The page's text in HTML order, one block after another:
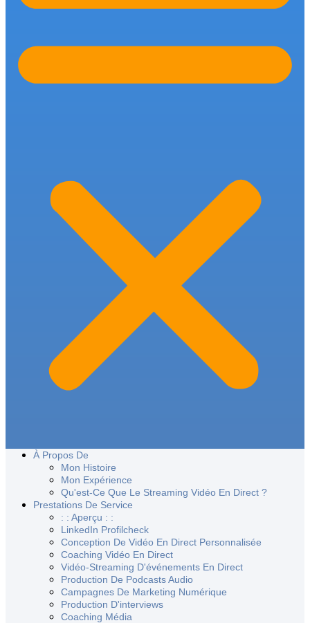
À Propos De
Mon Histoire
Mon Expérience
Qu'est-Ce Que Le Streaming Vidéo En Direct ?
Prestations De Service
: : Aperçu : :
LinkedIn Profilcheck
Conception De Vidéo En Direct Personnalisée
Coaching Vidéo En Direct
Vidéo-Streaming D'événements En Direct
Production De Podcasts Audio
Campagnes De Marketing Numérique
Production D'interviews
Coaching Média